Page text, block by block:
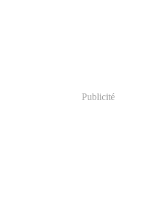
Publicité